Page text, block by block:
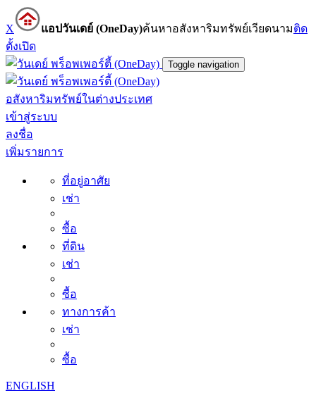
X แอปวันเดย์ (OneDay)ค้นหาอสังหาริมทรัพย์เวียดนามติด
ตั้งเปิด
Toggle navigation
อสังหาริมทรัพย์ในต่างประเทศ
เข้าสู่ระบบ
ลงชื่อ
เพิ่มรายการ
ที่อยู่อาศัย
เช่า
ซื้อ
ที่ดิน
เช่า
ซื้อ
ทางการค้า
เช่า
ซื้อ
ENGLISH